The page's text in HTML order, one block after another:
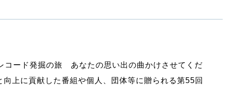
コード発掘の旅 あなたの思い出の曲かけさせてくだ
上に貢献した番組や個人、団体等に贈られる第55回